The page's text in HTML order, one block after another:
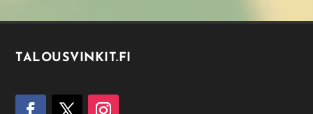
TALOUSVINKIT.FI